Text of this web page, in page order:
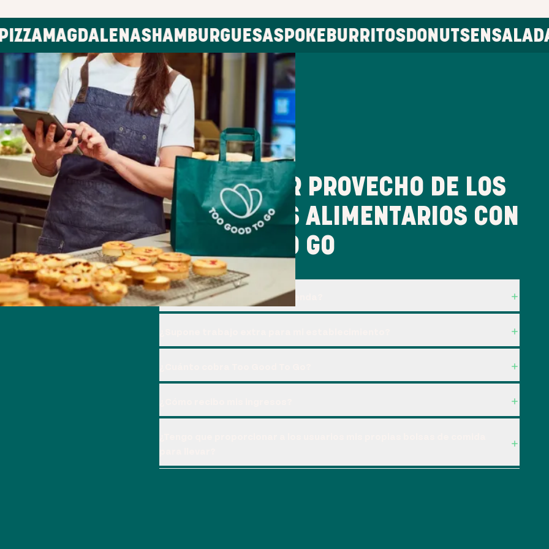
HAMBURGUESASPOKEBURRITOSDONUTSENSALADAS PAN
QUÉ DEBES SABER
CÓMO SACAR PROVECHO DE LOS
EXCEDENTES ALIMENTARIOS CON
TOO GOOD TO GO
¿Cómo beneficia esto a mi tienda?